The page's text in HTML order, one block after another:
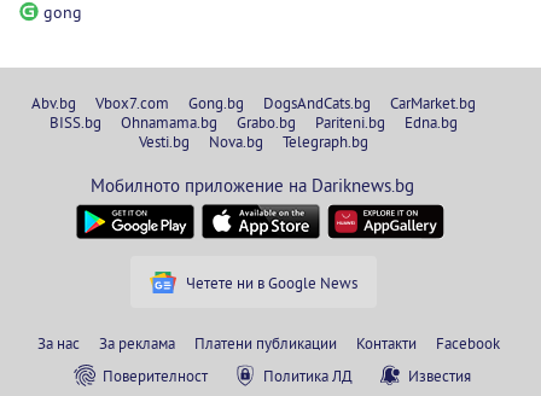
gong
Abv.bg Vbox7.com Gong.bg DogsAndCats.bg
CarMarket.bg
BISS.bg
Ohnamama.bg Grabo.bg Pariteni.bg
Edna.bg
Vesti.bg
Nova.bg Telegraph.bg
Мобилното приложение на Dariknews.bg
Четете ни в Google News
За нас За реклама Платени публикации Контакти
Facebook
Поверителност
Политика ЛД Известия